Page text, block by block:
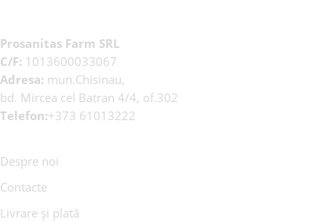
Prosanitas Farm SRL
C/F: 1013600033067
Adresa: mun.Chisinau,
bd. Mircea cel Batran 4/4, of.302
Telefon:+373 61013222
Despre noi
Contacte
Livrare și plată